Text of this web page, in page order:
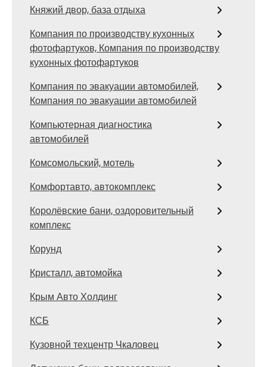
Княжий двор, база отдыха
Компания по производству кухонных
фотофартуков, Компания по производству
кухонных фотофартуков
Компания по эвакуации автомобилей,
Компания по эвакуации автомобилей
Компьютерная диагностика
автомобилей
Комсомольский, мотель
Комфортавто, автокомплекс
Королёвские бани, оздоровительный
комплекс
Корунд
Кристалл, автомойка
Крым Авто Холдинг
КСБ
Кузовной техцентр Чкаловец